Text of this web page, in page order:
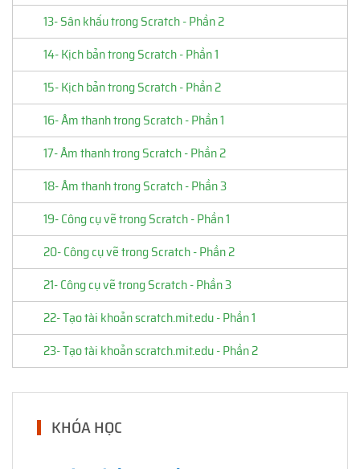
13- Sân khấu trong Scratch - Phần 2
14- Kịch bản trong Scratch - Phần 1
15- Kịch bản trong Scratch - Phần 2
16- Âm thanh trong Scratch - Phần 1
17- Âm thanh trong Scratch - Phần 2
18- Âm thanh trong Scratch - Phần 3
19- Công cụ vẽ trong Scratch - Phần 1
20- Công cụ vẽ trong Scratch - Phần 2
21- Công cụ vẽ trong Scratch - Phần 3
22- Tạo tài khoản scratch.mit.edu - Phần 1
23- Tạo tài khoản scratch.mit.edu - Phần 2
KHÓA HỌC